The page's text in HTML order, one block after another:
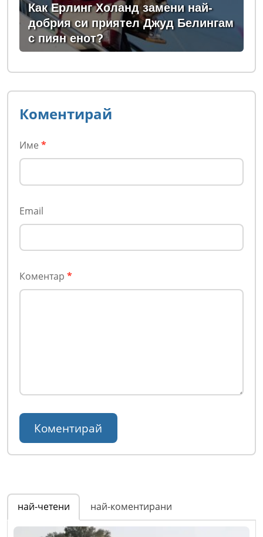
Как Ерлинг Холанд замени най-
добрия си приятел Джуд Белингам
с пиян енот?
Коментирай
Име *
Email
Коментар *
най-четени най-коментирани